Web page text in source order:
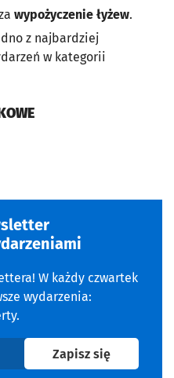
wypożyczenie łyżew.
z najbardziej
w kategorii
karcie
W każdy czwartek
wydarzenia:
Zapisz sięna